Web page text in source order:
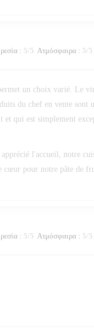
: 5/5 Ατμόσφαιρα: 5/5
un choix varié. Le
du chef en vente sont
et qui est simplement
l'accueil, notre
cœur pour notre pâte de
: 5/5 Ατμόσφαιρα: 5/5